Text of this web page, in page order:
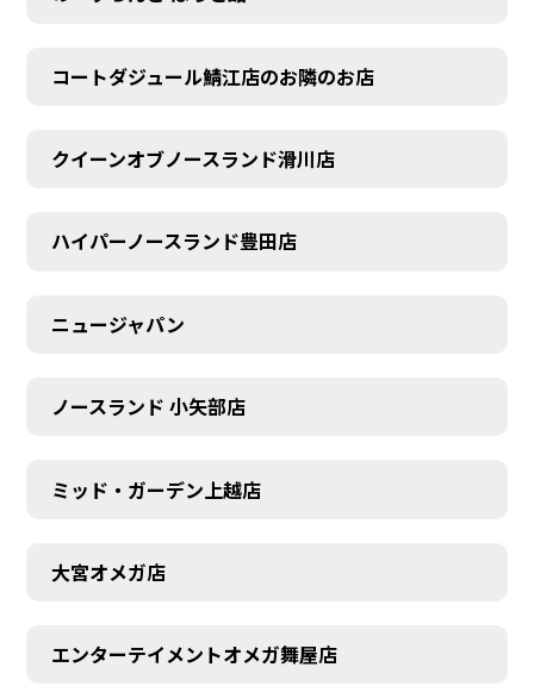
コートダジュール鯖江店のお隣のお店
クイーンオブノースランド滑川店
ハイパーノースランド豊田店
ニュージャパン
ノースランド 小矢部店
ミッド・ガーデン上越店
大宮オメガ店
エンターテイメントオメガ舞屋店